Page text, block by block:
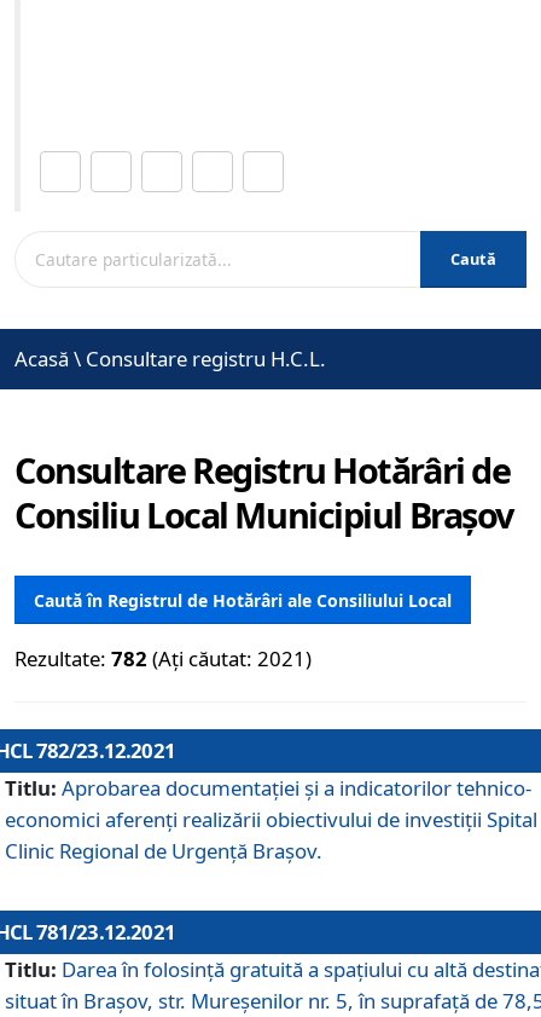
Caută
Acasă \ Consultare registru H.C.L.
Consultare Registru Hotărâri de
Consiliu Local Municipiul Brașov
Caută în Registrul de Hotărâri ale Consiliului Local
Rezultate: 782 (Ați căutat: 2021)
782/23.12.2021
Titlu: Aprobarea documentației și a indicatorilor tehnico-
economici aferenți realizării obiectivului de investiții Spital
Clinic Regional de Urgență Brașov.
781/23.12.2021
Titlu: Darea în folosinţă gratuită a spaţiului cu altă
situat în Braşov, str. Mureşenilor nr. 5, în suprafaţă de